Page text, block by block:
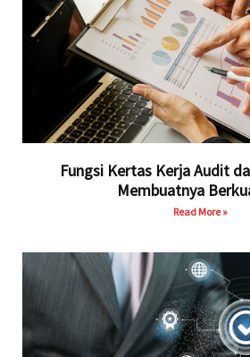
Fungsi Kertas Kerja Audit
Membuatnya
Read More »